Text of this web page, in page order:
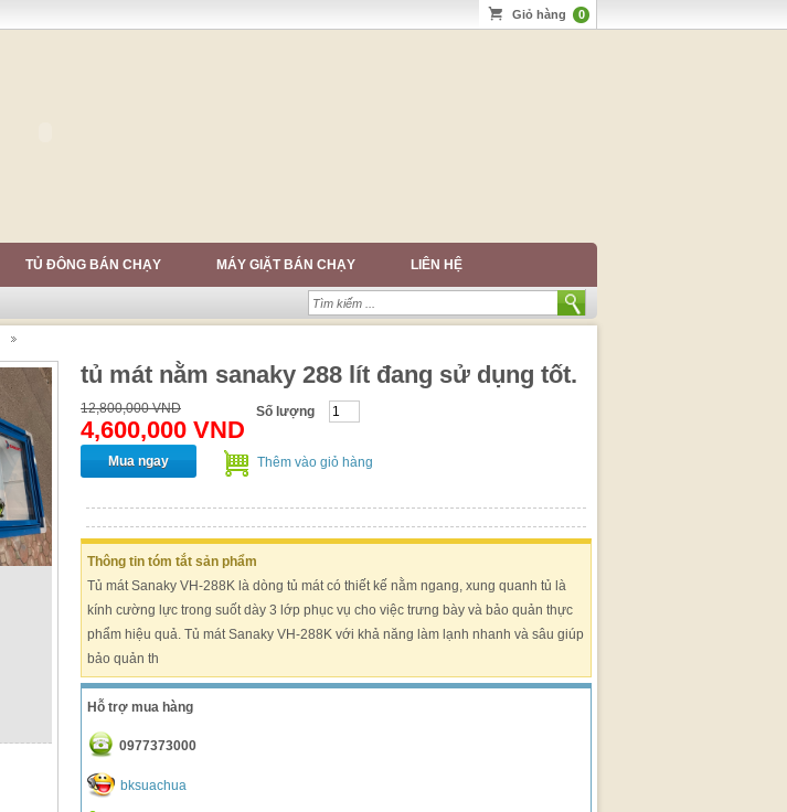
Giỏ hàng 0
TỦ ĐÔNG BÁN CHẠY MÁY GIẶT BÁN CHẠY LIÊN HỆ
tủ mát nằm sanaky 288 lít đang sử dụng tốt.
12,800,000 VND
4,600,000 VND
Số lượng
Mua ngay Thêm vào giỏ hàng
Thông tin tóm tắt sản phẩm
Tủ mát Sanaky VH-288K là dòng tủ mát có thiết kế nằm ngang, xung quanh tủ là
kính cường lực trong suốt dày 3 lớp phục vụ cho việc trưng bày và bảo quản thực
phẩm hiệu quả. Tủ mát Sanaky VH-288K với khả năng làm lạnh nhanh và sâu giúp
bảo quản th
Hỗ trợ mua hàng
0977373000
bksuachua
TỦ LẠNH 6 CÁNH HITACHI ĐÁ RƠI, 430
LÍT INVERTER ĐIỆN 110V
17,000,000 VND
6,200,000 VND
TỦ MÁT ALASKA SL-14C3, 1400 LÍT 3
CÁNH
TỦ ĐÔNG KÍNH MINI / GLASS